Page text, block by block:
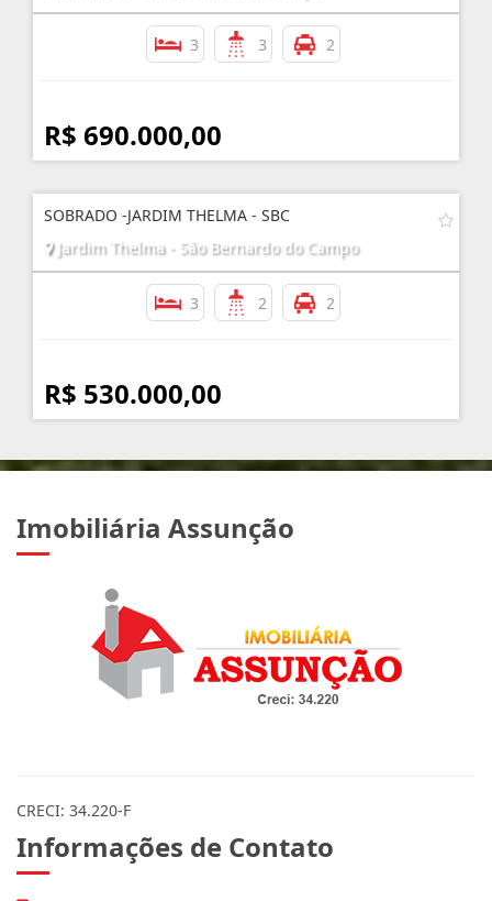
3 3 2
R$ 690.000,00
SOBRADO -JARDIM THELMA - SBC
Jardim Thelma - São Bernardo do Campo
3 2 2
R$ 530.000,00
Imobiliária Assunção
CRECI: 34.220-F
Informações de Contato